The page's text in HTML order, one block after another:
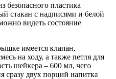
безопасного пластика
стакан с надписями и белой
видеть состояние
имеется клапан,
на ходу, а также петля для
шейкера – 600 мл, чего
сразу двух порций напитка